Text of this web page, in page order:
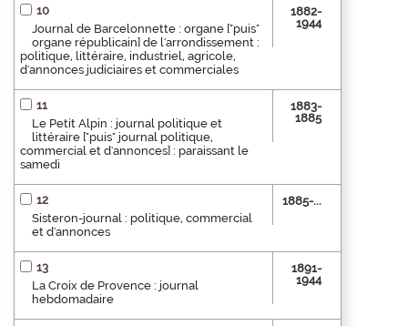
10
Journal de Barcelonnette : organe ["puis"
organe républicain] de l'arrondissement :
politique, littéraire, industriel, agricole,
d'annonces judiciaires et commerciales
1882-
1944
11
Le Petit Alpin : journal politique et
littéraire ["puis" journal politique,
commercial et d'annonces] : paraissant le
samedi
1883-
1885
12
Sisteron-journal : politique, commercial
et d'annonces
1885-...
13
La Croix de Provence : journal
hebdomadaire
1891-
1944